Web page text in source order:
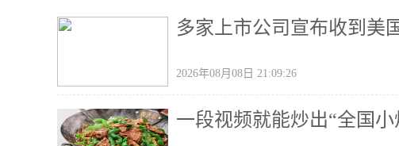
多家上市公司宣布收到美
2026年08月08日 21:09:26
一段视频就能炒出“全国小